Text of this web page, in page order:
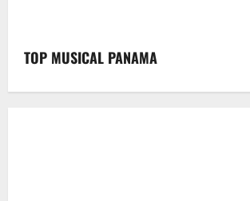
TOP MUSICAL PANAMA